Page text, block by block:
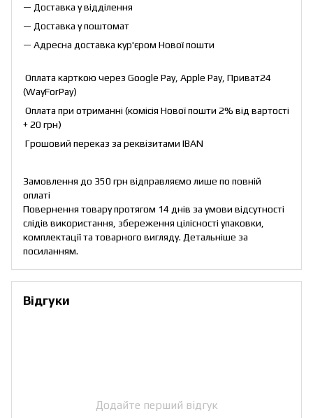
— Доставка у відділення
— Доставка у поштомат
— Адресна доставка кур'єром Нової пошти
Оплата карткою через Google Pay, Apple Pay, Приват24
(WayForPay)
Оплата при отриманні (комісія Нової пошти 2% від вартості
+ 20 грн)
Грошовий переказ за реквізитами IBAN
Замовлення до 350 грн відправляємо лише по повній
оплаті
Повернення товару протягом 14 днів за умови відсутності
слідів використання, збереження цілісності упаковки,
комплектації та товарного вигляду. Детальніше за
посиланням.
Відгуки
Додайте перший відгук